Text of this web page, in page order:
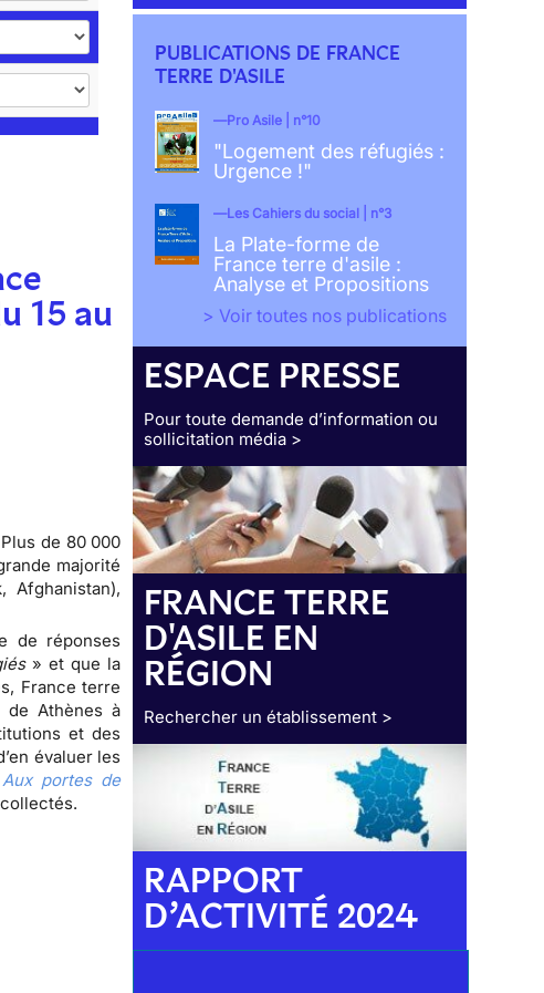
15 au
de 80 000
majorité
de réponses
» et que la
France terre
de Athènes à
et des
évaluer les
Aux portes de
PUBLICATIONS DE FRANCE
TERRE D'ASILE
Pro Asile | n°10
"Logement des réfugiés :
Urgence !"
Les Cahiers du social | n°3
La Plate-forme de
France terre d'asile :
Analyse et Propositions
> Voir toutes nos publications
ESPACE PRESSE
Pour toute demande d’information ou
sollicitation média >
FRANCE TERRE
D'ASILE EN
RÉGION
Rechercher un établissement >
RAPPORT
D’ACTIVITÉ 2024